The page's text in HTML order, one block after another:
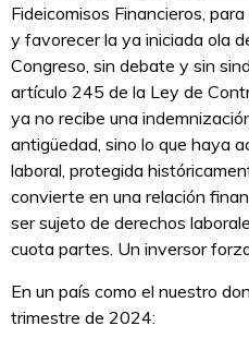
Fideicomisos Financieros,
y favorecer la ya iniciada ola
Congreso, sin debate y sin
artículo 245 de la Ley de
ya no recibe una
antigüedad, sino lo que haya
laboral, protegida
convierte en una relación
ser sujeto de derechos
cuota partes. Un inversor
En un país como el nuestro
trimestre de 2024: